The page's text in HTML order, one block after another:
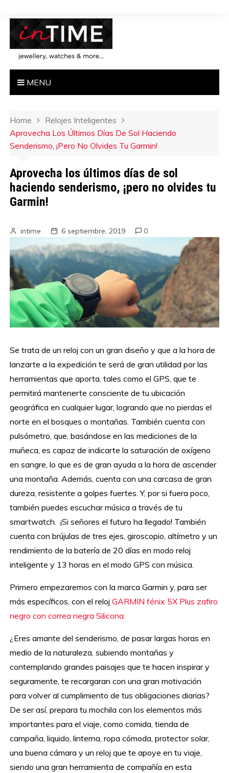
MENU
Home
Relojes Inteligentes
Aprovecha Los Últimos Días De Sol Haciendo
Senderismo, ¡pero No Olvides Tu Garmin!
Aprovecha los últimos días de sol
haciendo senderismo, ¡pero no olvides tu
Garmin!
intime 6 septiembre, 2019 0
Se trata de un reloj con un gran diseño y que a la hora de
lanzarte a la expedición te será de gran utilidad por las
herramientas que aporta, tales como el GPS, que te
permitirá mantenerte consciente de tu ubicación
geográfica en cualquier lugar, logrando que no pierdas el
norte en el bosques o montañas. También cuenta con
pulsómetro, que, basándose en las mediciones de la
muñeca, es capaz de indicarte la saturación de oxígeno
en sangre, lo que es de gran ayuda a la hora de ascender
una montaña. Además, cuenta con una carcasa de gran
dureza, resistente a golpes fuertes. Y, por si fuera poco,
también puedes escuchar música a través de tu
smartwatch. ¡Si señores el futuro ha llegado! También
cuenta con brújulas de tres ejes, giroscopio, altímetro y un
rendimiento de la batería de 20 días en modo reloj
inteligente y 13 horas en el modo GPS con música.
Primero empezaremos con la marca Garmin y, para ser
más específicos, con el relojGARMIN fénix 5X Plus zafiro
negro con correa negra Silicona:
¿Eres amante del senderismo, de pasar largas horas en
medio de la naturaleza, subiendo montañas y
contemplando grandes paisajes que te hacen inspirar y
seguramente, te recargaran con una gran motivación
para volver al cumplimiento de tus obligaciones diarias?
De ser así, prepara tu mochila con los elementos más
importantes para el viaje, como comida, tienda de
campaña, liquido, linterna, ropa cómoda, protector solar,
una buena cámara y un reloj que te apoye en tu viaje,
siendo una gran herramienta de compañía en esta